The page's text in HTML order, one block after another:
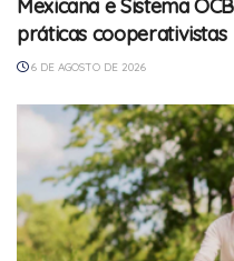
Mexicana e Sistema
práticas cooperativistas
6 DE AGOSTO DE 2026